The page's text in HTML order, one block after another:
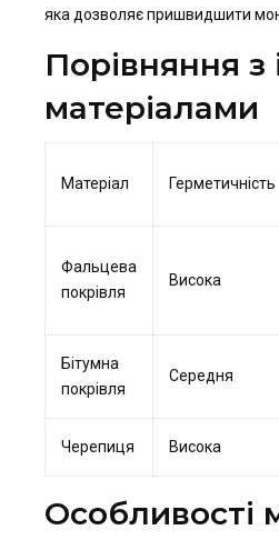
яка дозволяє пришвидшити
Порівняння
матеріалами
Матеріал Герметичність
Фальцева
покрівля
Висока
Бітумна
покрівля
Середня
Черепиця Висока
Особливості